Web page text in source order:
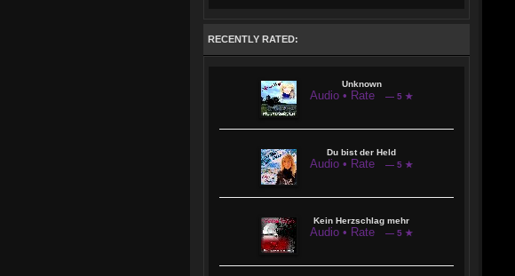
RECENTLY RATED:
Unknown
Audio • Rate — 5 ★
Du bist der Held
Audio • Rate — 5 ★
Kein Herzschlag mehr
Audio • Rate — 5 ★